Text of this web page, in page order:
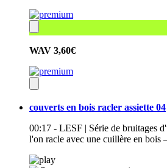
WAV 3,60€
couverts en bois racler assiette 04
00:17 - LESF | Série de bruitages
l'on racle avec une cuillère en